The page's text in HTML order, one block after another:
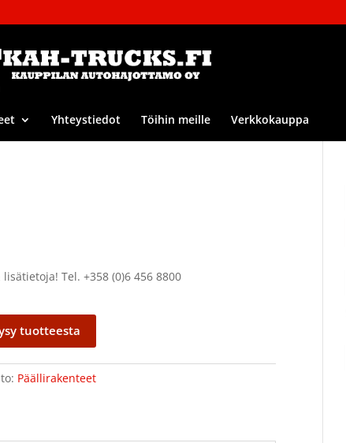
Yhteystiedot Töihin meille Verkkokauppa
lisätietoja! Tel. +358 (0)6 456 8800
tuotteesta
Päällirakenteet